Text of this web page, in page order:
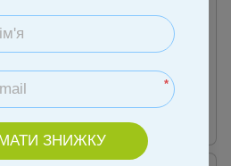
Артикул: 00000008219
Doloni Пісочниця - басейн
Купити
*
ЗНИЖКУ